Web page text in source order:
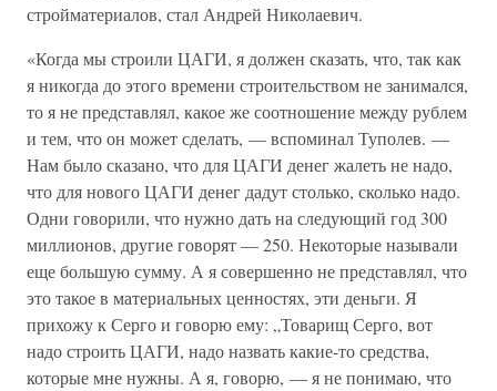
стройматериалов, стал Андрей Николаевич.
«Когда мы строили ЦАГИ, я должен сказать, что, так как
я никогда до этого времени строительством не занимался,
то я не представлял, какое же соотношение между рублем
и тем, что он может сделать, — вспоминал Туполев. —
Нам было сказано, что для ЦАГИ денег жалеть не надо,
что для нового ЦАГИ денег дадут столько, сколько надо.
Одни говорили, что нужно дать на следующий год 300
миллионов, другие говорят — 250. Некоторые называли
еще большую сумму. А я совершенно не представлял, что
это такое в материальных ценностях, эти деньги. Я
прихожу к Серго и говорю ему: „Товарищ Серго, вот
надо строить ЦАГИ, надо назвать какие-то средства,
которые мне нужны. А я, говорю, — я не понимаю, что